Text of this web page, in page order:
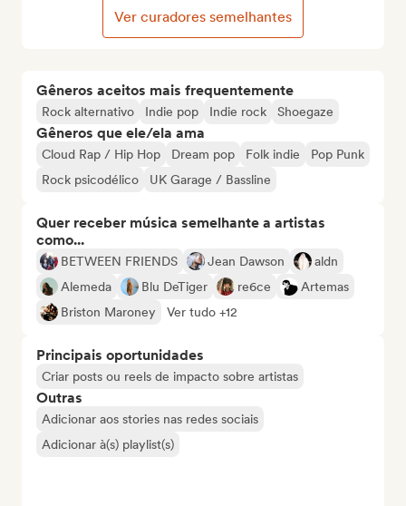
Gêneros aceitos mais frequentemente
Rock alternativo Indie pop Indie rock Shoegaze
Gêneros que ele/ela ama
Cloud Rap / Hip Hop Dream pop Folk indie
Pop Punk
Rock psicodélico
UK Garage / Bassline
Quer receber música semelhante a artistas
como...
BETWEEN FRIENDS Jean Dawson
aldn
Alemeda
Blu DeTiger re6ce
Artemas
Briston Maroney
Ver tudo +12
Principais oportunidades
Criar posts ou reels de impacto sobre artistas
Outras
Adicionar aos stories nas redes sociais
Adicionar à(s) playlist(s)
Ver curadores semelhantes